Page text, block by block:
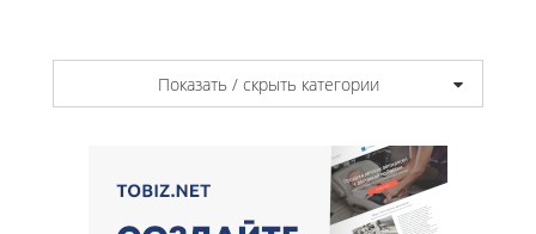
Показать / скрыть категории